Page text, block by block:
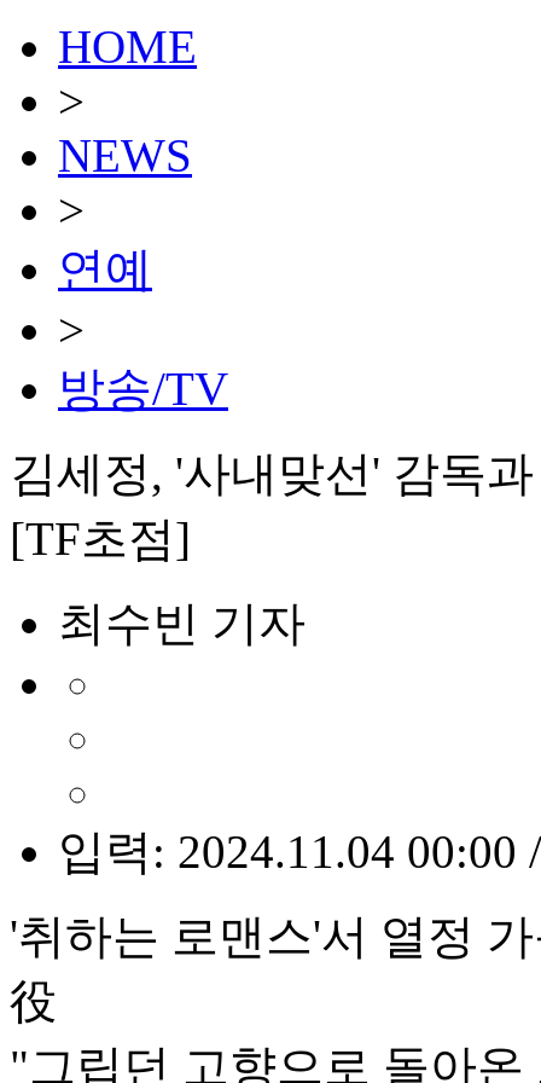
HOME
>
NEWS
>
연예
>
방송/TV
김세정, '사내맞선' 감독
[TF초점]
최수빈 기자
입력: 2024.11.04 00:00
'취하는 로맨스'서 열정
役
"그립던 고향으로 돌아